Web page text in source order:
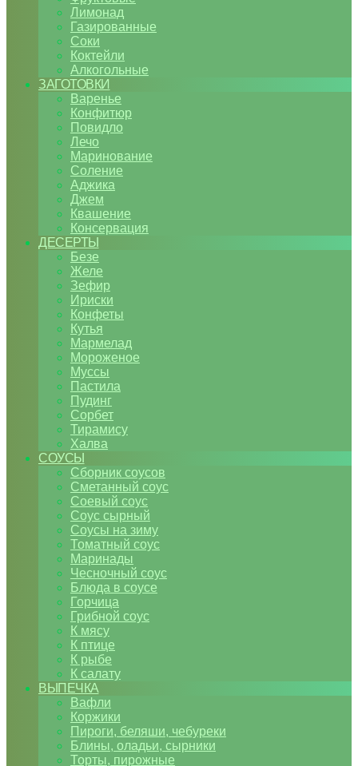
Лимонад
Газированные
Соки
Коктейли
Алкогольные
ЗАГОТОВКИ
Варенье
Конфитюр
Повидло
Лечо
Маринование
Соление
Аджика
Джем
Квашение
Консервация
ДЕСЕРТЫ
Безе
Желе
Зефир
Ириски
Конфеты
Кутья
Мармелад
Мороженое
Муссы
Пастила
Пудинг
Сорбет
Тирамису
Халва
СОУСЫ
Сборник соусов
Сметанный соус
Соевый соус
Соус сырный
Соусы на зиму
Томатный соус
Маринады
Чесночный соус
Блюда в соусе
Горчица
Грибной соус
К мясу
К птице
К рыбе
К салату
ВЫПЕЧКА
Вафли
Коржики
Пироги, беляши, чебуреки
Блины, оладьи, сырники
Торты, пирожные